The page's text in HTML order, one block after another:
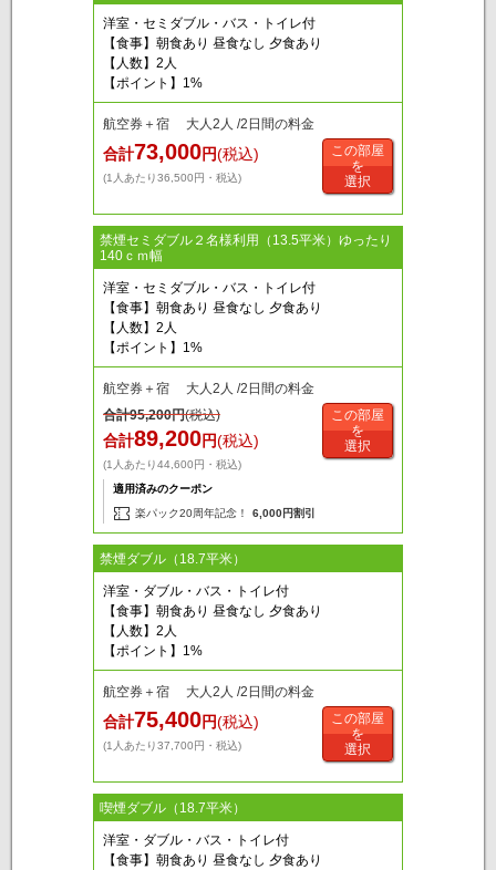
洋室・セミダブル・バス・トイレ付
【食事】朝食あり 昼食なし 夕食あり
【人数】2人
【ポイント】1%
航空券＋宿 大人2人 /2日間の料金
合計73,000円(税込)
(1人あたり36,500円・税込)
この部屋
を
選択
禁煙セミダブル２名様利用（13.5平米）ゆったり
140ｃｍ幅
洋室・セミダブル・バス・トイレ付
【食事】朝食あり 昼食なし 夕食あり
【人数】2人
【ポイント】1%
航空券＋宿 大人2人 /2日間の料金
合計95,200円(税込)
合計89,200円(税込)
(1人あたり44,600円・税込)
適用済みのクーポン
楽パック20周年記念！
6,000円割引
この部屋
を
選択
禁煙ダブル（18.7平米）
洋室・ダブル・バス・トイレ付
【食事】朝食あり 昼食なし 夕食あり
【人数】2人
【ポイント】1%
航空券＋宿 大人2人 /2日間の料金
合計75,400円(税込)
(1人あたり37,700円・税込)
この部屋
を
選択
喫煙ダブル（18.7平米）
洋室・ダブル・バス・トイレ付
【食事】朝食あり 昼食なし 夕食あり